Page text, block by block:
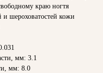
краю ногтя
и шероховатостей кожи
мм: 3.1
мм: 8.0